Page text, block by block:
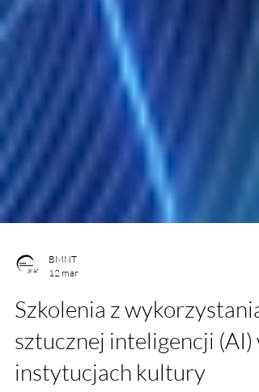
12 mar
Szkolenia z wykorzystania
sztucznej inteligencji (AI) w